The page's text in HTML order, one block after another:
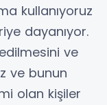
kullanıyoruz
dayanıyor.
ve
ve bunun
olan kişiler